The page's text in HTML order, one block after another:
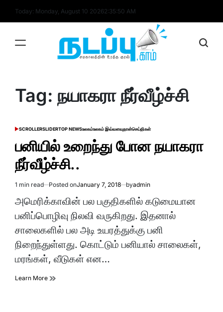
Today: Monday, August 10 20262:35:50 AM
Tag: நயாகரா நீர்வீழ்ச்சி
POSTED
SCROLLERSLIDERTOP NEWSஉலகம்உலகம் இவ்வளவுதான்செய்திகள்
பனியில் உறைந்து போன நயாகரா
நீர்வீழ்ச்சி..
Estimated
read
time
1 min read Posted onJanuary 7, 2018 byadmin
அமெரிக்காவின் பல பகுதிகளில் கடுமையான
பனிப்பொழிவு நிலவி வருகிறது. இதனால்
சாலைகளில் பல அடி உயரத்துக்கு பனி
நிறைந்துள்ளது. கொட்டும் பனியால் சாலைகள்,
மரங்கள், வீடுகள் என…
Learn More